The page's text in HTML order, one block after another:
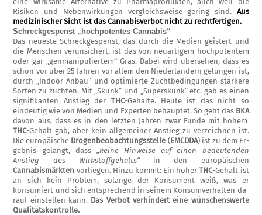
Risiken und Nebenwirkungen vergleichsweise gering sind. Aus
medizinischer Sicht ist das Can­nabisverbot nicht zu rechtfertigen.
Schreckgespenst „hochpotentes Cannabis“
Das neueste Schreckgespenst, das durch die Medien geistert und
die Menschen verunsich­ert, ist das von neuartigem hochpotentem
oder gar „genmanipuliertem“ Gras. Dabei wird übersehen, dass es
schon vor über 25 Jahren vor allem den Niederländern gelungen ist,
durch „Indoor-Anbau“ und optimierte Zuchtbedingungen stärkere
Sorten zu züch­ten. Mit „Skunk“ und „Superskunk“ etc. gab es einen
signifikanten Anstieg der THC-Ge­halte. Heute ist das nicht so
eindeutig wie von Medien und Experten behauptet. So geht das BKA
davon aus, dass es in den letzten Jahren zwar Funde mit hohem
THC-Gehalt gab, aber kein allgemeiner Anstieg zu ver­zeichnen ist.
Die europäische Drogenbeob­achtungsstelle (EMCDDA) ist zu dem Er­
gebnis gelangt, dass „keine Hinweise auf ei­nen bedeutenden
Anstieg des Wirkstoffgehal­ts“in den europäischen
Cannabismärkten vorliegen. Hinzu kommt: Ein hoherTHC-Gehalt ist
an sich kein Problem, solange der Konsument weiß, was er
konsumiert und sich entsprechend in seinem Konsumverhalten da­
rauf einstellen kann. Das Verbot verhindert eine wünschenswerte
Qualitätskontrolle.